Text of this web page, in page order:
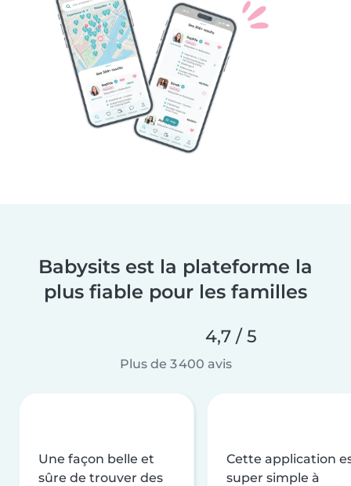
Babysits est la plateforme la
plus fiable pour les familles
4,7 / 5
Plus de 3 400 avis
Une façon belle et
sûre de trouver des
Cette application
super simple à